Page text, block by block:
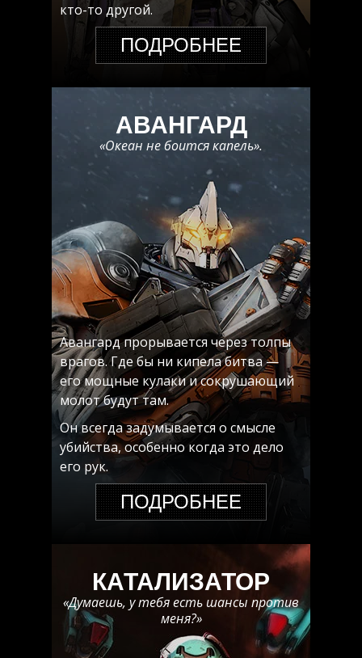
кто-то другой.
ПОДРОБНЕЕ
АВАНГАРД
«Океан не боится капель».
Авангард прорывается через толпы
врагов. Где бы ни кипела битва —
его мощные кулаки и сокрушающий
молот будут там.
Он всегда задумывается о смысле
убийства, особенно когда это дело
его рук.
ПОДРОБНЕЕ
КАТАЛИЗАТОР
«Думаешь, у тебя есть шансы против
меня?»